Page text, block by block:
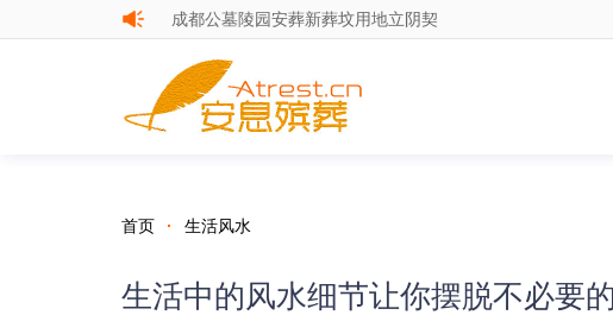
成都公墓陵园安葬新葬坟用地立阴契
新坟不过社：新葬坟地墓地该怎么扫墓
首页 · 生活风水
生活中的风水细节让你摆脱不必要